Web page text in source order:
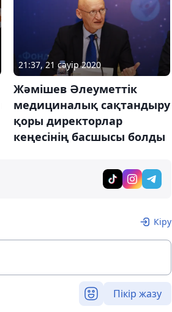
21:37, 21 сәуір 2020
Жәмішев Әлеуметтік
медициналық сақтандыру
қоры директорлар
кеңесінің басшысы болды
Кіру
Пікір жазу